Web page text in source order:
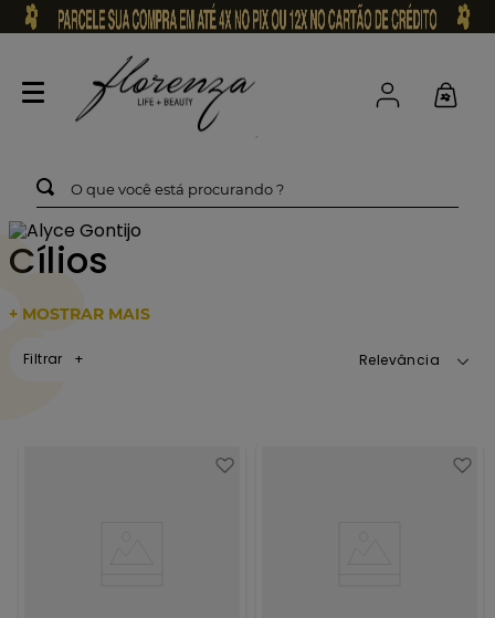
O que você está procurando ?
Cílios
+ MOSTRAR MAIS
Filtrar Relevância